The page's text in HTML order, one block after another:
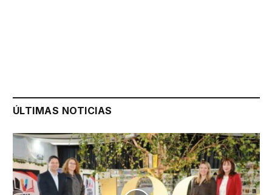
ÚLTIMAS NOTICIAS